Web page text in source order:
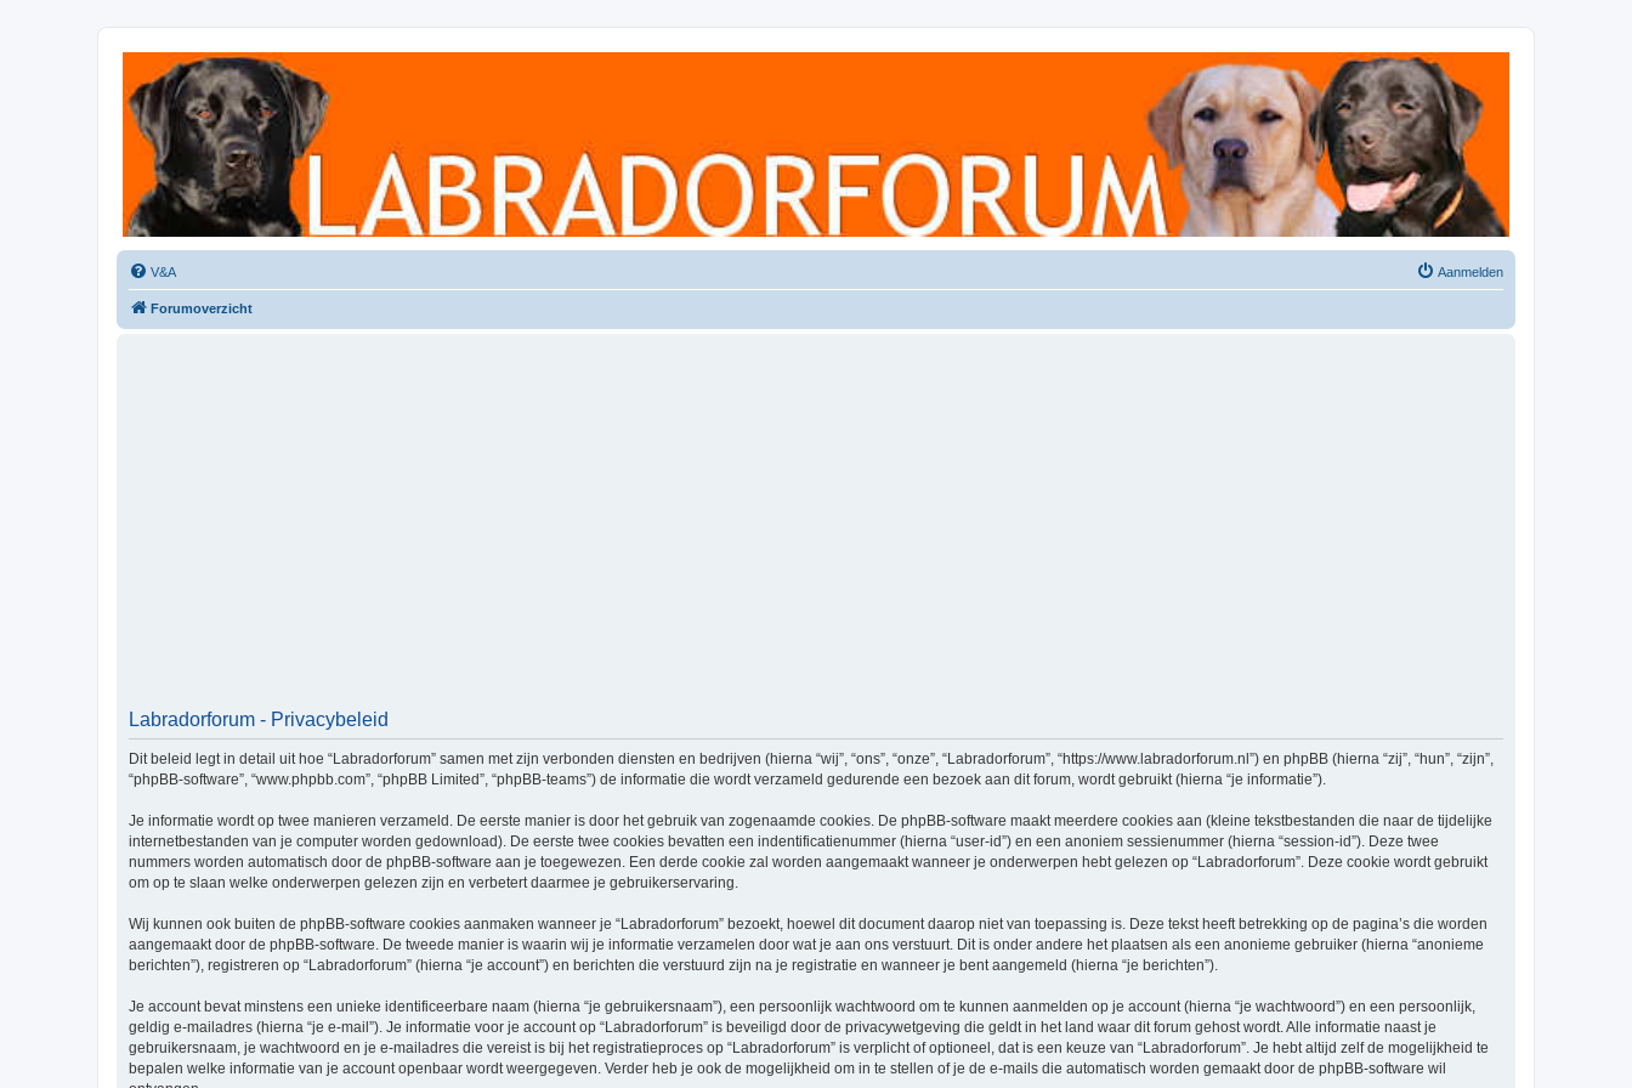
Labradorforum
Het gezelligste Labradorforum van Nederland en België!
V&A Aanmelden
Forumoverzicht
Labradorforum - Privacybeleid
Dit beleid legt in detail uit hoe “Labradorforum” samen met zijn verbonden diensten en bedrijven (hierna “wij”, “ons”, “onze”, “Labradorforum”, “https://www.labradorforum.nl”) en phpBB (hierna “zij”, “hun”, “zijn”,
“phpBB-software”, “www.phpbb.com”, “phpBB Limited”, “phpBB-teams”) de informatie die wordt verzameld gedurende een bezoek aan dit forum, wordt gebruikt (hierna “je informatie”).
Je informatie wordt op twee manieren verzameld. De eerste manier is door het gebruik van zogenaamde cookies. De phpBB-software maakt meerdere cookies aan (kleine tekstbestanden die naar de tijdelijke
internetbestanden van je computer worden gedownload). De eerste twee cookies bevatten een indentificatienummer (hierna “user-id”) en een anoniem sessienummer (hierna “session-id”). Deze twee
nummers worden automatisch door de phpBB-software aan je toegewezen. Een derde cookie zal worden aangemaakt wanneer je onderwerpen hebt gelezen op “Labradorforum”. Deze cookie wordt gebruikt
om op te slaan welke onderwerpen gelezen zijn en verbetert daarmee je gebruikerservaring.
Wij kunnen ook buiten de phpBB-software cookies aanmaken wanneer je “Labradorforum” bezoekt, hoewel dit document daarop niet van toepassing is. Deze tekst heeft betrekking op de pagina’s die worden
aangemaakt door de phpBB-software. De tweede manier is waarin wij je informatie verzamelen door wat je aan ons verstuurt. Dit is onder andere het plaatsen als een anonieme gebruiker (hierna “anonieme
berichten”), registreren op “Labradorforum” (hierna “je account”) en berichten die verstuurd zijn na je registratie en wanneer je bent aangemeld (hierna “je berichten”).
Je account bevat minstens een unieke identificeerbare naam (hierna “je gebruikersnaam”), een persoonlijk wachtwoord om te kunnen aanmelden op je account (hierna “je wachtwoord”) en een persoonlijk,
geldig e-mailadres (hierna “je e-mail”). Je informatie voor je account op “Labradorforum” is beveiligd door de privacywetgeving die geldt in het land waar dit forum gehost wordt. Alle informatie naast je
gebruikersnaam, je wachtwoord en je e-mailadres die vereist is bij het registratieproces op “Labradorforum” is verplicht of optioneel, dat is een keuze van “Labradorforum”. Je hebt altijd zelf de mogelijkheid te
bepalen welke informatie van je account openbaar wordt weergegeven. Verder heb je ook de mogelijkheid om in te stellen of je de e-mails die automatisch worden gemaakt door de phpBB-software wil